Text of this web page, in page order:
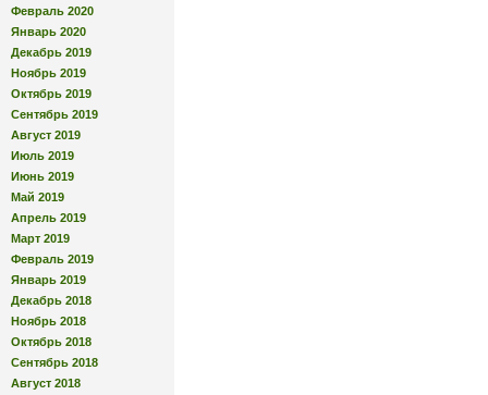
Февраль 2020
Январь 2020
Декабрь 2019
Ноябрь 2019
Октябрь 2019
Сентябрь 2019
Август 2019
Июль 2019
Июнь 2019
Май 2019
Апрель 2019
Март 2019
Февраль 2019
Январь 2019
Декабрь 2018
Ноябрь 2018
Октябрь 2018
Сентябрь 2018
Август 2018